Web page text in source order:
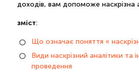
доходів, вам допоможе наскрізна
зміст:
Що означає поняття «
Види наскрізний аналітики та
проведення